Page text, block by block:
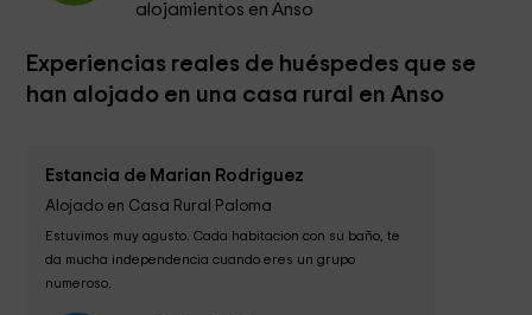
alojamientos en Anso
Experiencias reales de huéspedes que se
han alojado en una casa rural en Anso
Estancia de Marian Rodriguez
Alojado en Casa Rural Paloma
Estuvimos muy agusto. Cada habitacion con su baño, te
da mucha independencia cuando eres un grupo
numeroso.